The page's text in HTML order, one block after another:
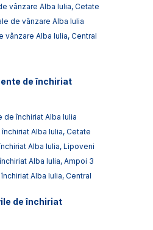
vânzare Alba Iulia, Cetate
de vânzare Alba Iulia
vânzare Alba Iulia, Central
de închiriat
de închiriat Alba Iulia
Alba Iulia, Cetate
Alba Iulia, Lipoveni
Alba Iulia, Ampoi 3
Alba Iulia, Central
de închiriat